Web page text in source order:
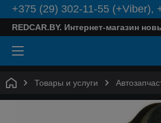
+375 (29) 302-11-55 (+Viber),
REDCAR.BY. Интернет-магазин
Товары и услуги